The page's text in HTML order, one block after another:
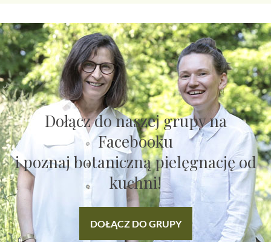
Dołącz do naszej grupy na
Facebooku
i poznaj botaniczną pielęgnację od
kuchni!
DOŁĄCZ DO GRUPY